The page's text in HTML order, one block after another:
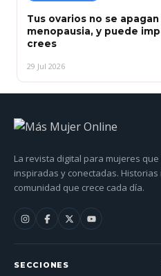
Tus ovarios no se
menopausia, y puede
crees
29 Jul 2026
La revista digital para mujeres
inspiradas y conectadas.
comunidad que crece cada día.
SECCIONES